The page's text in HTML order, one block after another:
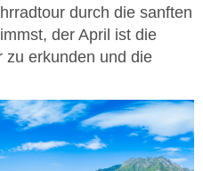
durch die sanften
der April ist die
zu erkunden und die